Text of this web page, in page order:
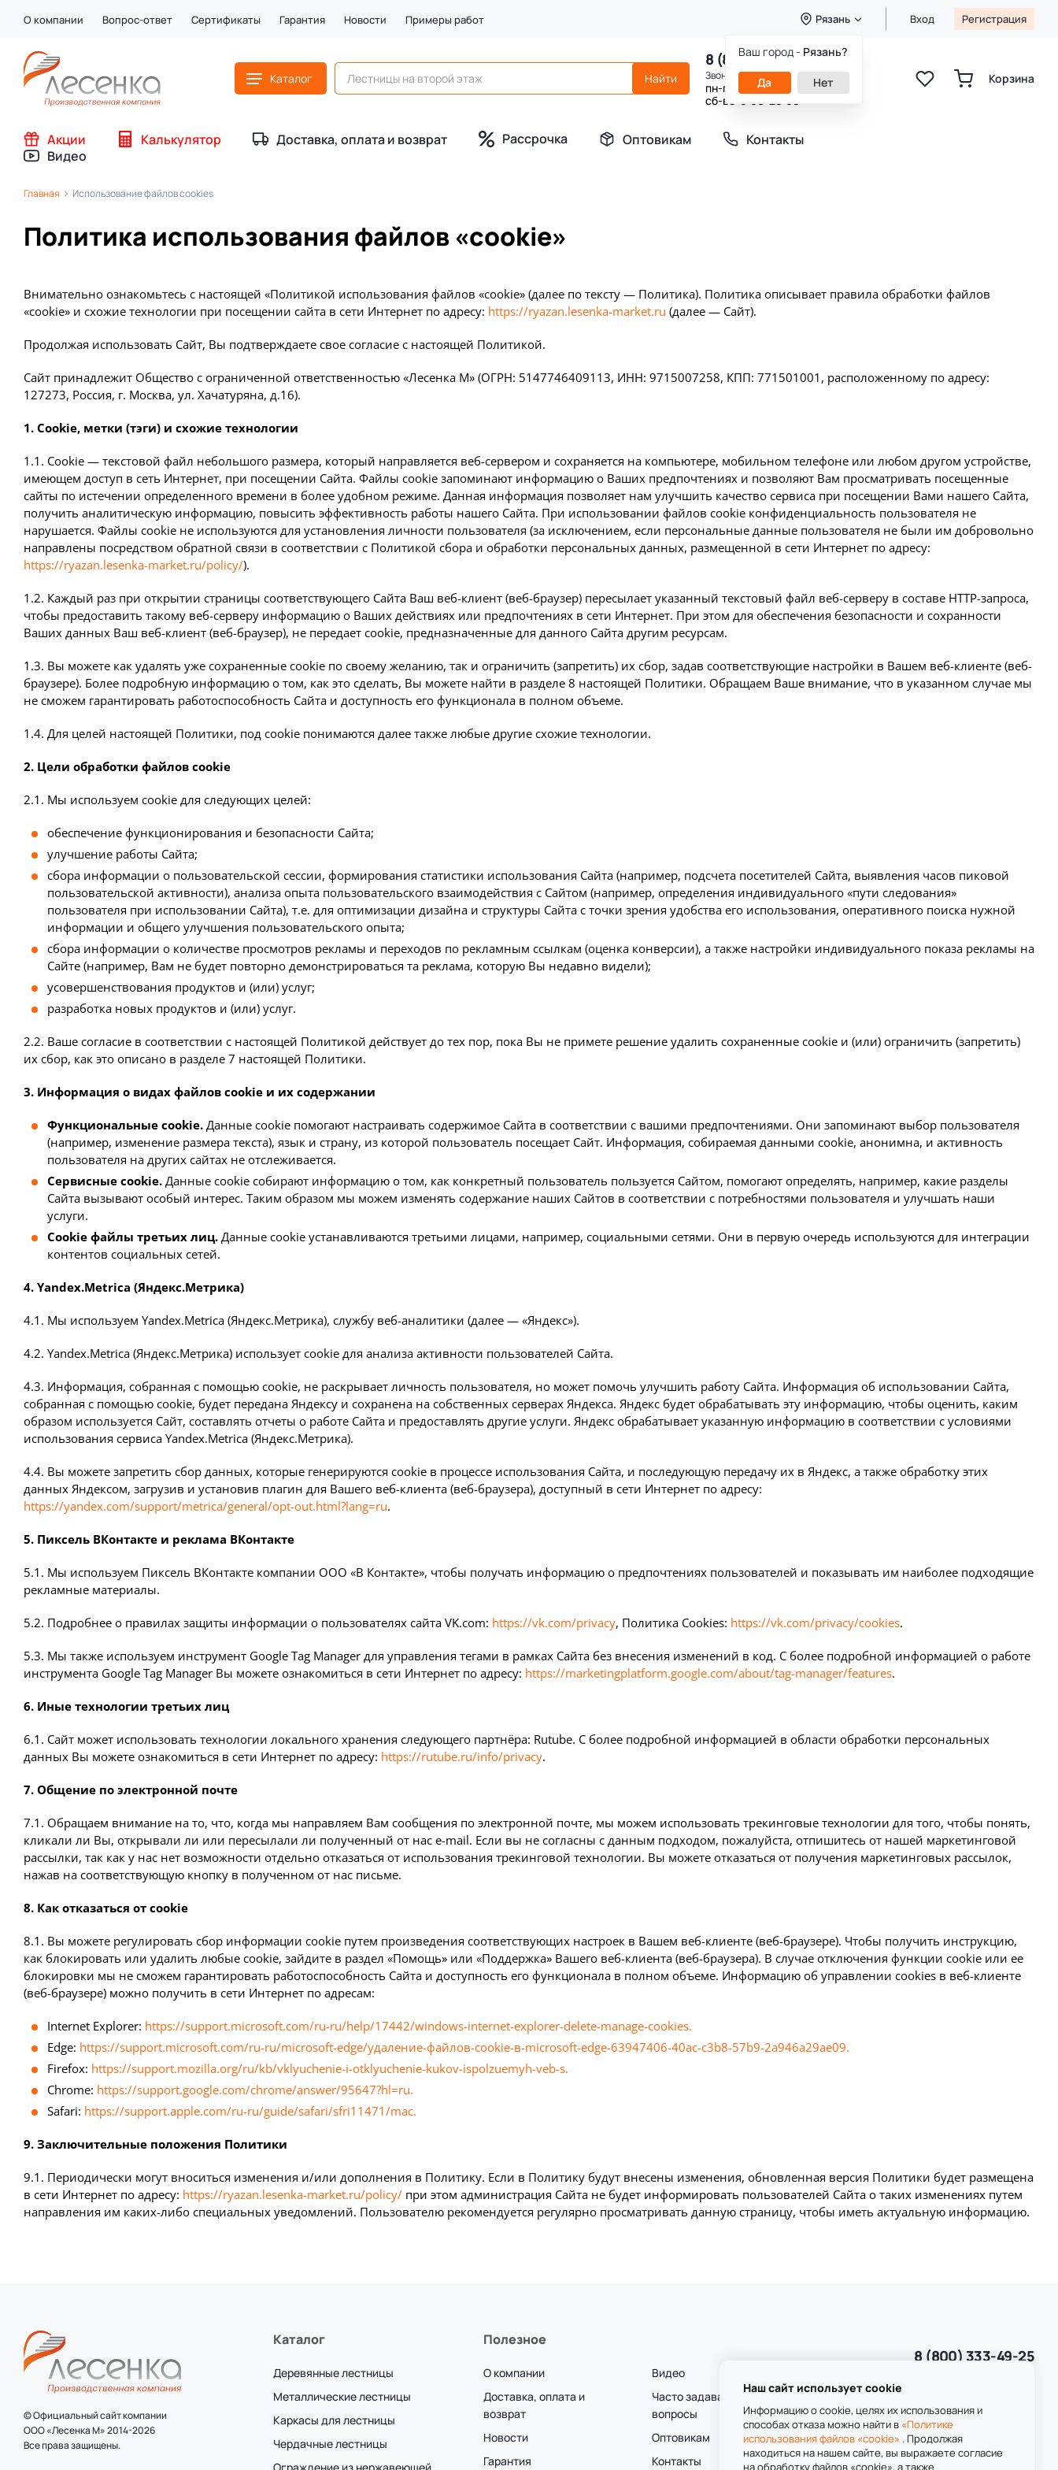
О компании Вопрос-ответ Сертификаты Гарантия Новости Примеры работ Рязань
Ваш город - Рязань?
Да Нет
Вход Регистрация
Каталог
8 (800) 333-49-25
Звонок бесплатный
пн-пт 8:00-20:00
сб-вс 9:00-20:00
Корзина
Акции Калькулятор Доставка, оплата и возврат Рассрочка Оптовикам
Контакты
Видео
Главная Использование файлов cookies
Политика использования файлов «cookie»
Внимательно ознакомьтесь с настоящей «Политикой использования файлов «cookie» (далее по тексту — Политика). Политика описывает правила обработки файлов
«cookie» и схожие технологии при посещении сайта в сети Интернет по адресу: https://ryazan.lesenka-market.ru (далее — Сайт).
Продолжая использовать Сайт, Вы подтверждаете свое согласие с настоящей Политикой.
Сайт принадлежит Общество с ограниченной ответственностью «Лесенка М» (ОГРН: 5147746409113, ИНН: 9715007258, КПП: 771501001, расположенному по адресу:
127273, Россия, г. Москва, ул. Хачатуряна, д.16).
1. Cookie, метки (тэги) и схожие технологии
1.1. Cookie — текстовой файл небольшого размера, который направляется веб-сервером и сохраняется на компьютере, мобильном телефоне или любом другом устройстве,
имеющем доступ в сеть Интернет, при посещении Сайта. Файлы cookie запоминают информацию о Ваших предпочтениях и позволяют Вам просматривать посещенные
сайты по истечении определенного времени в более удобном режиме. Данная информация позволяет нам улучшить качество сервиса при посещении Вами нашего Сайта,
получить аналитическую информацию, повысить эффективность работы нашего Сайта. При использовании файлов cookie конфиденциальность пользователя не
нарушается. Файлы cookie не используются для установления личности пользователя (за исключением, если персональные данные пользователя не были им добровольно
направлены посредством обратной связи в соответствии с Политикой сбора и обработки персональных данных, размещенной в сети Интернет по адресу:
https://ryazan.lesenka-market.ru/policy/).
1.2. Каждый раз при открытии страницы соответствующего Сайта Ваш веб-клиент (веб-браузер) пересылает указанный текстовый файл веб-серверу в составе HTTP-запроса,
чтобы предоставить такому веб-серверу информацию о Ваших действиях или предпочтениях в сети Интернет. При этом для обеспечения безопасности и сохранности
Ваших данных Ваш веб-клиент (веб-браузер), не передает cookie, предназначенные для данного Сайта другим ресурсам.
1.3. Вы можете как удалять уже сохраненные cookie по своему желанию, так и ограничить (запретить) их сбор, задав соответствующие настройки в Вашем веб-клиенте (веб-
браузере). Более подробную информацию о том, как это сделать, Вы можете найти в разделе 8 настоящей Политики. Обращаем Ваше внимание, что в указанном случае мы
не сможем гарантировать работоспособность Сайта и доступность его функционала в полном объеме.
1.4. Для целей настоящей Политики, под cookie понимаются далее также любые другие схожие технологии.
2. Цели обработки файлов cookie
2.1. Мы используем cookie для следующих целей:
обеспечение функционирования и безопасности Сайта;
улучшение работы Сайта;
сбора информации о пользовательской сессии, формирования статистики использования Сайта (например, подсчета посетителей Сайта, выявления часов пиковой
пользовательской активности), анализа опыта пользовательского взаимодействия с Сайтом (например, определения индивидуального «пути следования»
пользователя при использовании Сайта), т.е. для оптимизации дизайна и структуры Сайта с точки зрения удобства его использования, оперативного поиска нужной
информации и общего улучшения пользовательского опыта;
сбора информации о количестве просмотров рекламы и переходов по рекламным ссылкам (оценка конверсии), а также настройки индивидуального показа рекламы на
Сайте (например, Вам не будет повторно демонстрироваться та реклама, которую Вы недавно видели);
усовершенствования продуктов и (или) услуг;
разработка новых продуктов и (или) услуг.
2.2. Ваше согласие в соответствии с настоящей Политикой действует до тех пор, пока Вы не примете решение удалить сохраненные cookie и (или) ограничить (запретить)
их сбор, как это описано в разделе 7 настоящей Политики.
3. Информация о видах файлов cookie и их содержании
Функциональные cookie. Данные cookie помогают настраивать содержимое Сайта в соответствии с вашими предпочтениями. Они запоминают выбор пользователя
(например, изменение размера текста), язык и страну, из которой пользователь посещает Сайт. Информация, собираемая данными cookie, анонимна, и активность
пользователя на других сайтах не отслеживается.
Сервисные cookie. Данные cookie собирают информацию о том, как конкретный пользователь пользуется Сайтом, помогают определять, например, какие разделы
Сайта вызывают особый интерес. Таким образом мы можем изменять содержание наших Сайтов в соответствии с потребностями пользователя и улучшать наши
услуги.
Cookie файлы третьих лиц. Данные cookie устанавливаются третьими лицами, например, социальными сетями. Они в первую очередь используются для интеграции
контентов социальных сетей.
4. Yandex.Metrica (Яндекс.Метрика)
4.1. Мы используем Yandex.Metrica (Яндекс.Метрика), службу веб-аналитики (далее — «Яндекс»).
4.2. Yandex.Metrica (Яндекс.Метрика) использует cookie для анализа активности пользователей Сайта.
4.3. Информация, собранная с помощью cookie, не раскрывает личность пользователя, но может помочь улучшить работу Сайта. Информация об использовании Сайта,
собранная с помощью cookie, будет передана Яндексу и сохранена на собственных серверах Яндекса. Яндекс будет обрабатывать эту информацию, чтобы оценить, каким
образом используется Сайт, составлять отчеты о работе Сайта и предоставлять другие услуги. Яндекс обрабатывает указанную информацию в соответствии с условиями
использования сервиса Yandex.Metrica (Яндекс.Метрика).
4.4. Вы можете запретить сбор данных, которые генерируются cookie в процессе использования Сайта, и последующую передачу их в Яндекс, а также обработку этих
данных Яндексом, загрузив и установив плагин для Вашего веб-клиента (веб-браузера), доступный в сети Интернет по адресу:
https://yandex.com/support/metrica/general/opt-out.html?lang=ru.
5. Пиксель ВКонтакте и реклама ВКонтакте
5.1. Мы используем Пиксель ВКонтакте компании ООО «В Контакте», чтобы получать информацию о предпочтениях пользователей и показывать им наиболее подходящие
рекламные материалы.
5.2. Подробнее о правилах защиты информации о пользователях сайта VK.com: https://vk.com/privacy, Политика Cookies: https://vk.com/privacy/cookies.
5.3. Мы также используем инструмент Google Tag Manager для управления тегами в рамках Сайта без внесения изменений в код. С более подробной информацией о работе
инструмента Google Tag Manager Вы можете ознакомиться в сети Интернет по адресу: https://marketingplatform.google.com/about/tag-manager/features.
6. Иные технологии третьих лиц
6.1. Сайт может использовать технологии локального хранения следующего партнёра: Rutube. С более подробной информацией в области обработки персональных
данных Вы можете ознакомиться в сети Интернет по адресу: https://rutube.ru/info/privacy.
7. Общение по электронной почте
7.1. Обращаем внимание на то, что, когда мы направляем Вам сообщения по электронной почте, мы можем использовать трекинговые технологии для того, чтобы понять,
кликали ли Вы, открывали ли или пересылали ли полученный от нас e-mail. Если вы не согласны с данным подходом, пожалуйста, отпишитесь от нашей маркетинговой
рассылки, так как у нас нет возможности отдельно отказаться от использования трекинговой технологии. Вы можете отказаться от получения маркетинговых рассылок,
нажав на соответствующую кнопку в полученном от нас письме.
8. Как отказаться от cookie
8.1. Вы можете регулировать сбор информации cookie путем произведения соответствующих настроек в Вашем веб-клиенте (веб-браузере). Чтобы получить инструкцию,
как блокировать или удалить любые cookie, зайдите в раздел «Помощь» или «Поддержка» Вашего веб-клиента (веб-браузера). В случае отключения функции cookie или ее
блокировки мы не сможем гарантировать работоспособность Сайта и доступность его функционала в полном объеме. Информацию об управлении cookies в веб-клиенте
(веб-браузере) можно получить в сети Интернет по адресам:
Internet Explorer: https://support.microsoft.com/ru-ru/help/17442/windows-internet-explorer-delete-manage-cookies.
Edge: https://support.microsoft.com/ru-ru/microsoft-edge/удаление-файлов-cookie-в-microsoft-edge-63947406-40ac-c3b8-57b9-2a946a29ae09.
Firefox: https://support.mozilla.org/ru/kb/vklyuchenie-i-otklyuchenie-kukov-ispolzuemyh-veb-s.
Chrome: https://support.google.com/chrome/answer/95647?hl=ru.
Safari: https://support.apple.com/ru-ru/guide/safari/sfri11471/mac.
9. Заключительные положения Политики
9.1. Периодически могут вноситься изменения и/или дополнения в Политику. Если в Политику будут внесены изменения, обновленная версия Политики будет размещена
в сети Интернет по адресу: https://ryazan.lesenka-market.ru/policy/ при этом администрация Сайта не будет информировать пользователей Сайта о таких изменениях путем
направления им каких-либо специальных уведомлений. Пользователю рекомендуется регулярно просматривать данную страницу, чтобы иметь актуальную информацию.
© Официальный сайт компании
ООО «Лесенка М» 2014-2026
Все права защищены.
Каталог
Деревянные лестницы
Металлические лестницы
Каркасы для лестницы
Чердачные лестницы
Полезное
О компании
Доставка, оплата и
возврат
Новости
Гарантия
Видео
Часто задаваемые
вопросы
Оптовикам
Контакты
8 (800) 333-49-25
Наш сайт использует cookie
Информацию о cookie, целях их использования и
способах отказа можно найти в «Политике
использования файлов «cookie» . Продолжая
находиться на нашем сайте, вы выражаете согласие
на обработку файлов «cookie», а также